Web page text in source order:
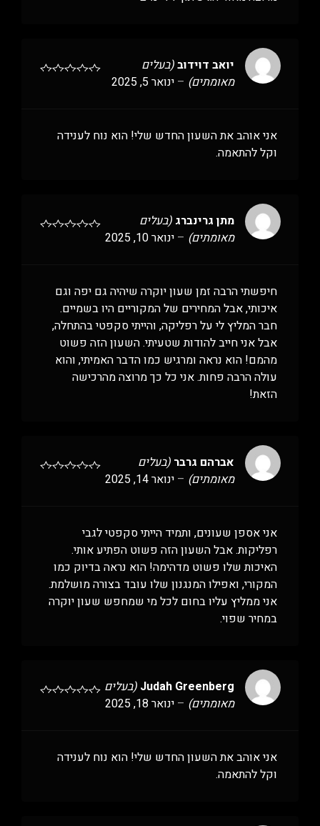
יואב דוידוב(בעלים
מאומתים) – ינואר 5, 2025
אני אוהב את השעון החדש שלי! הוא נוח לענידה
וקל להתאמה.
מתן גרינברג (בעלים
מאומתים) – ינואר 10, 2025
חיפשתי הרבה זמן שעון יוקרה שיהיה גם יפה וגם
איכותי, אבל המחירים של המקוריים היו בשמיים.
חבר המליץ לי על רפליקה, והייתי סקפטי בהתחלה,
אבל אני חייב להודות שטעיתי. השעון הזה פשוט
מהמם! הוא נראה ומרגיש כמו הדבר האמיתי, והוא
עולה הרבה פחות. אני כל כך מרוצה מהרכישה
הזאת!
אברהם גרבר (בעלים
מאומתים) – ינואר 14, 2025
אני אספן שעונים, ותמיד הייתי סקפטי לגבי
רפליקות. אבל השעון הזה פשוט הפתיע אותי.
האיכות שלו פשוט מדהימה! הוא נראה בדיוק כמו
המקורי, ואפילו המנגנון שלו עובד בצורה מושלמת.
אני ממליץ עליו בחום לכל מי שמחפש שעון יוקרה
במחיר שפוי.
Judah Greenberg (בעלים
מאומתים) – ינואר 18, 2025
אני אוהב את השעון החדש שלי! הוא נוח לענידה
וקל להתאמה.